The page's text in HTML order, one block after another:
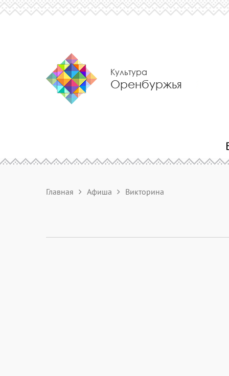
Культура
Оренбуржья
Главная Афиша Викторина